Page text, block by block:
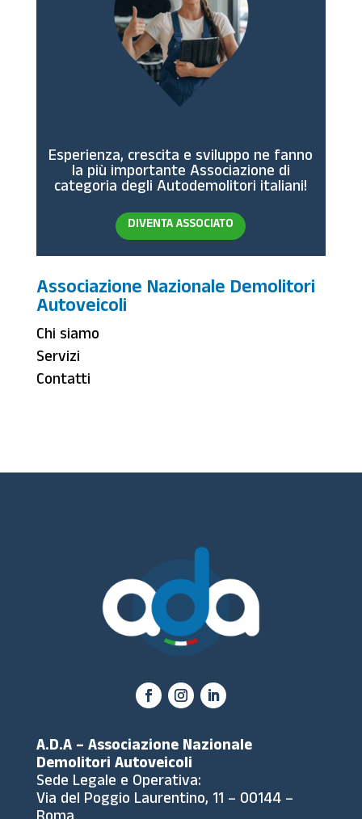
Esperienza, crescita e sviluppo ne fanno
la più importante Associazione di
categoria degli Autodemolitori italiani!
DIVENTA ASSOCIATO
Associazione Nazionale Demolitori
Autoveicoli
Chi siamo
Servizi
Contatti
A.D.A – Associazione Nazionale
Demolitori Autoveicoli
Sede Legale e Operativa:
Via del Poggio Laurentino, 11 – 00144 –